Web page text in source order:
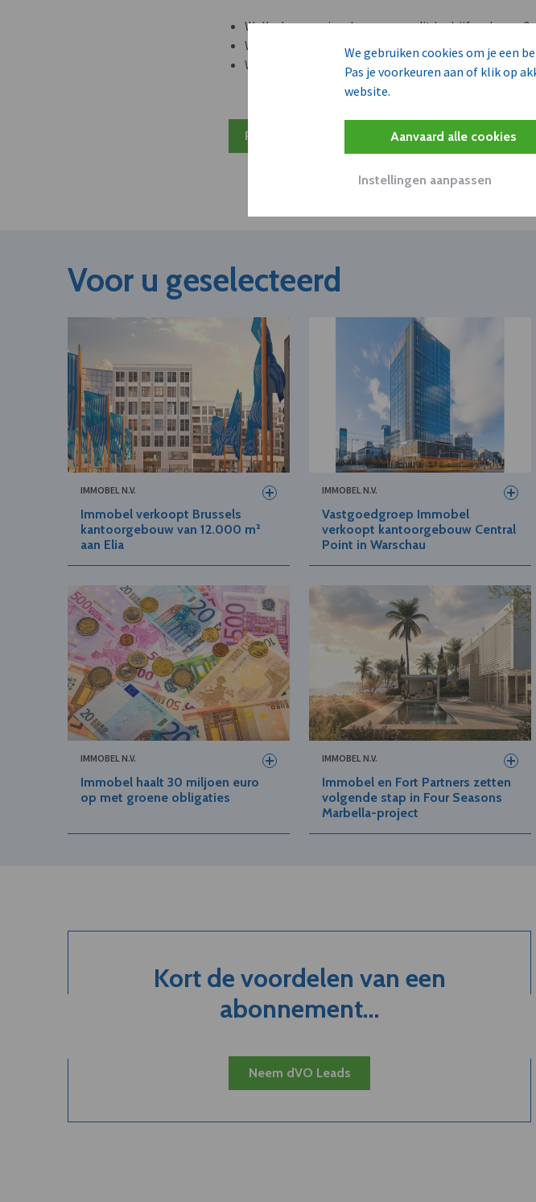
We gebruiken cookies om je een
Pas je voorkeuren aan of klik op
website.
Aanvaard alle cookies
Instellingen aanpassen
Welke leveranciers kunnen aan dit bedrijf verkopen?
Welke bedrijven kunnen klant worden van deze
Welke partners en adviseurs worden mogelijk
Plan 20 min inzicht
Voor u geselecteerd
IMMOBEL N.V.
Immobel verkoopt Brussels
kantoorgebouw van 12.000 m²
aan Elia
IMMOBEL N.V.
Vastgoedgroep Immobel
verkoopt kantoorgebouw Central
Point in Warschau
IMMOBEL N.V.
Immobel haalt 30 miljoen euro
op met groene obligaties
IMMOBEL N.V.
Immobel en Fort Partners zetten
volgende stap in Four Seasons
Marbella-project
Kort de voordelen van een
abonnement...
Neem dVO Leads